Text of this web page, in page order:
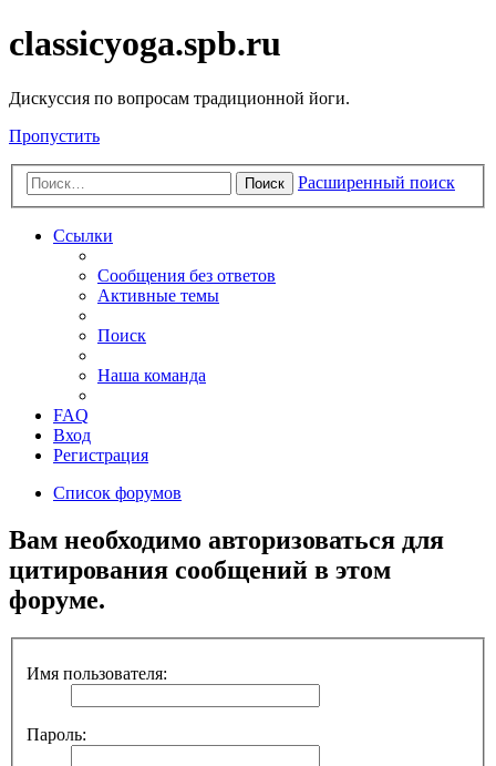
classicyoga.spb.ru
Дискуссия по вопросам традиционной йоги.
Пропустить
Поиск Расширенный поиск
Ссылки
Сообщения без ответов
Активные темы
Поиск
Наша команда
FAQ
Вход
Регистрация
Список форумов
Вам необходимо авторизоваться для
цитирования сообщений в этом
форуме.
Имя пользователя:
Пароль: